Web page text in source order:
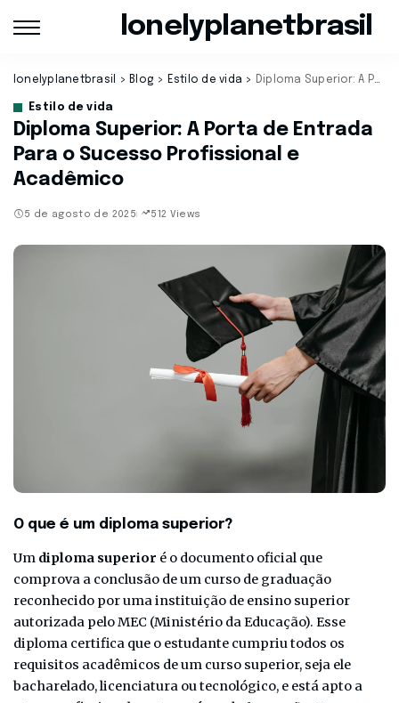
lonelyplanetbrasil
lonelyplanetbrasil > Blog > Estilo de vida > Diploma Superior: A Porta de Entrada Para o Sucesso Profissional e Acadêmico
Estilo de vida
Diploma Superior: A Porta de Entrada
Para o Sucesso Profissional e
Acadêmico
5 de agosto de 2025 512 Views
O que é um diploma superior?
Um diploma superior é o documento oficial que
comprova a conclusão de um curso de graduação
reconhecido por uma instituição de ensino superior
autorizada pelo MEC (Ministério da Educação). Esse
diploma certifica que o estudante cumpriu todos os
requisitos acadêmicos de um curso superior, seja ele
bacharelado, licenciatura ou tecnológico, e está apto a